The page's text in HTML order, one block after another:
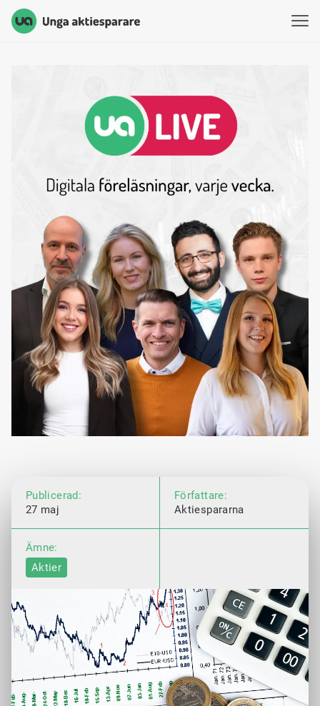
Unga Aktiesparare
Publicerad:
27 maj
Författare:
Aktiespararna
Ämne:
Aktier